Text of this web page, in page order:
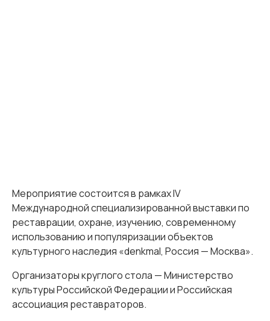
Мероприятие состоится в рамках IV
Международной специализированной выставки по
реставрации, охране, изучению, современному
использованию и популяризации объектов
культурного наследия «denkmal, Россия — Москва».
Организаторы круглого стола — Министерство
культуры Российской Федерации и Российская
ассоциация реставраторов.